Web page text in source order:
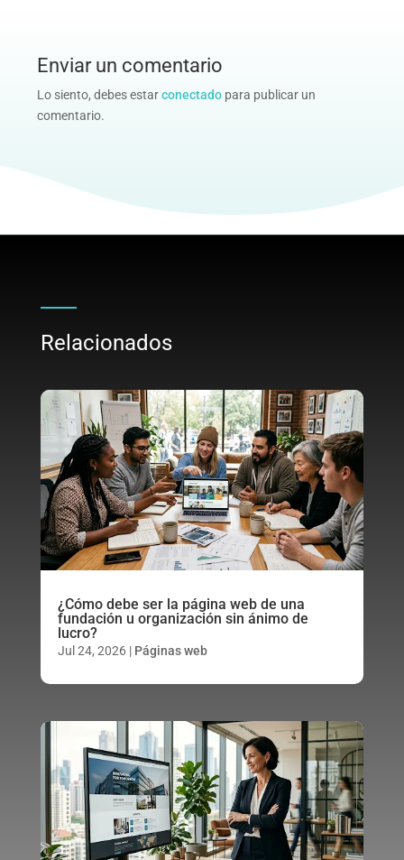
Enviar un comentario
Lo siento, debes estarconectado para publicar un
comentario.
Relacionados
¿Cómo debe ser la página web de una
fundación u organización sin ánimo de
lucro?
Jul 24, 2026| Páginas web